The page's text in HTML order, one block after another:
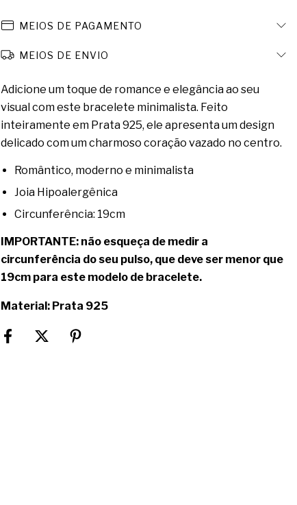
MEIOS DE PAGAMENTO
MEIOS DE ENVIO
Adicione um toque de romance e elegância ao seu
visual com este bracelete minimalista. Feito
inteiramente em Prata 925, ele apresenta um design
delicado com um charmoso coração vazado no centro.
Romântico, moderno e minimalista
Joia Hipoalergênica
Circunferência: 19cm
IMPORTANTE: não esqueça de medir a
circunferência do seu pulso, que deve ser menor que
19cm para este modelo de bracelete.
Material: Prata 925